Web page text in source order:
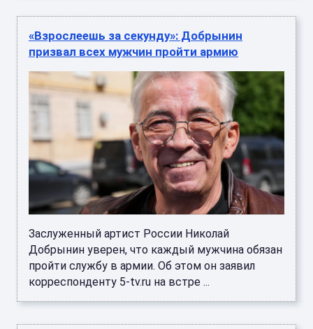
«Взрослеешь за секунду»: Добрынин
призвал всех мужчин пройти армию
Заслуженный артист России Николай
Добрынин уверен, что каждый мужчина обязан
пройти службу в армии. Об этом он заявил
корреспонденту 5-tv.ru на встре ...